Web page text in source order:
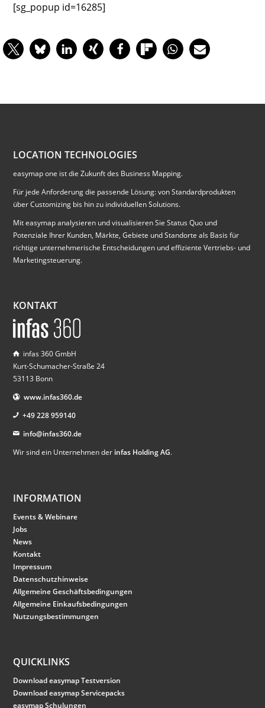
[sg_popup id=16285]
LOCATION TECHNOLOGIES
easymap one ist die Zukunft des Business Mapping.
Für jede Anforderung die passende Lösung: von Standardprodukten
über Customizing bis hin zu individuellen Solutions.
Mit easymap analysieren und visualisieren Sie Status Quo und
Potenziale Ihrer Kunden, Märkte, Gebiete und Standorte als Basis für
richtige unternehmerische Entscheidungen und effiziente Vertriebs- und
Marketingsteuerung.
KONTAKT
infas 360 GmbH
Kurt-Schumacher-Straße 24
53113 Bonn
www.infas360.de
+49 228 959140
info@infas360.de
Wir sind ein Unternehmen der infas Holding AG.
INFORMATION
Events & Webinare
Jobs
News
Kontakt
Impressum
Datenschutzhinweise
Allgemeine Geschäftsbedingungen
Allgemeine Einkaufsbedingungen
Nutzungsbestimmungen
QUICKLINKS
Download easymap Testversion
Download easymap Servicepacks
easymap Schulungen